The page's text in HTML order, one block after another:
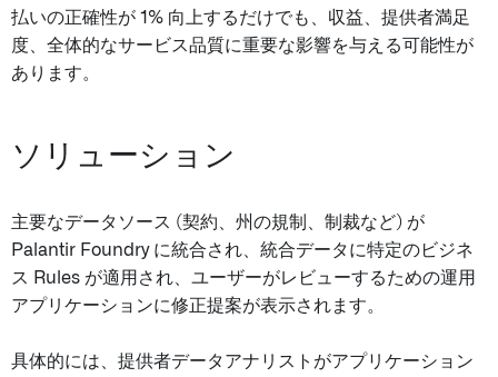
払いの正確性が 1% 向上するだけでも、収益、提供者満足
度、全体的なサービス品質に重要な影響を与える可能性が
あります。
ソリューション
主要なデータソース (契約、州の規制、制裁など) が
Palantir Foundry に統合され、統合データに特定のビジネ
ス Rules が適用され、ユーザーがレビューするための運用
アプリケーションに修正提案が表示されます。
具体的には、提供者データアナリストがアプリケーション